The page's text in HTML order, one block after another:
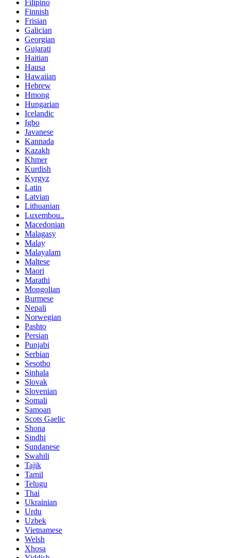
Filipino
Finnish
Frisian
Galician
Georgian
Gujarati
Haitian
Hausa
Hawaiian
Hebrew
Hmong
Hungarian
Icelandic
Igbo
Javanese
Kannada
Kazakh
Khmer
Kurdish
Kyrgyz
Latin
Latvian
Lithuanian
Luxembou..
Macedonian
Malagasy
Malay
Malayalam
Maltese
Maori
Marathi
Mongolian
Burmese
Nepali
Norwegian
Pashto
Persian
Punjabi
Serbian
Sesotho
Sinhala
Slovak
Slovenian
Somali
Samoan
Scots Gaelic
Shona
Sindhi
Sundanese
Swahili
Tajik
Tamil
Telugu
Thai
Ukrainian
Urdu
Uzbek
Vietnamese
Welsh
Xhosa